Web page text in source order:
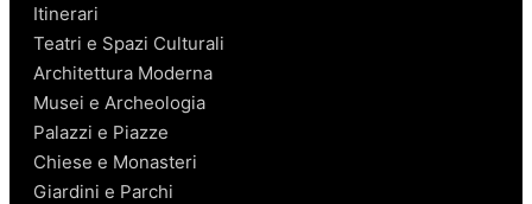
Itinerari
Teatri e Spazi Culturali
Architettura Moderna
Musei e Archeologia
Palazzi e Piazze
Chiese e Monasteri
Giardini e Parchi